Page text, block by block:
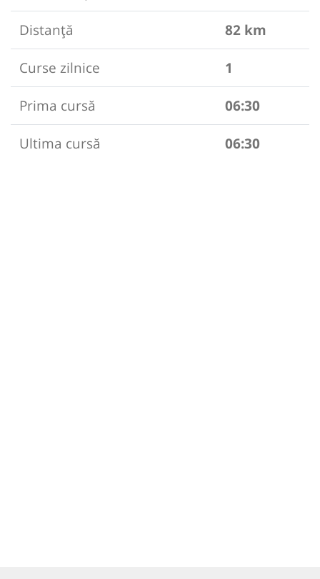
Distanță
82 km
Curse zilnice
1
Prima cursă
06:30
Ultima cursă
06:30